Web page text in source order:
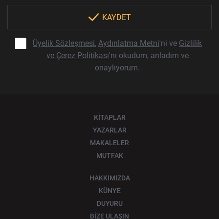
KAYDET
Üyelik Sözleşmesi, Aydınlatma Metni'ni ve Gizlilik
ve Çerez Politikası'nı okudum, anladım ve
onaylıyorum.
KİTAPLAR
YAZARLAR
MAKALELER
MUTFAK
HAKKIMIZDA
KÜNYE
DUYURU
BİZE ULAŞIN